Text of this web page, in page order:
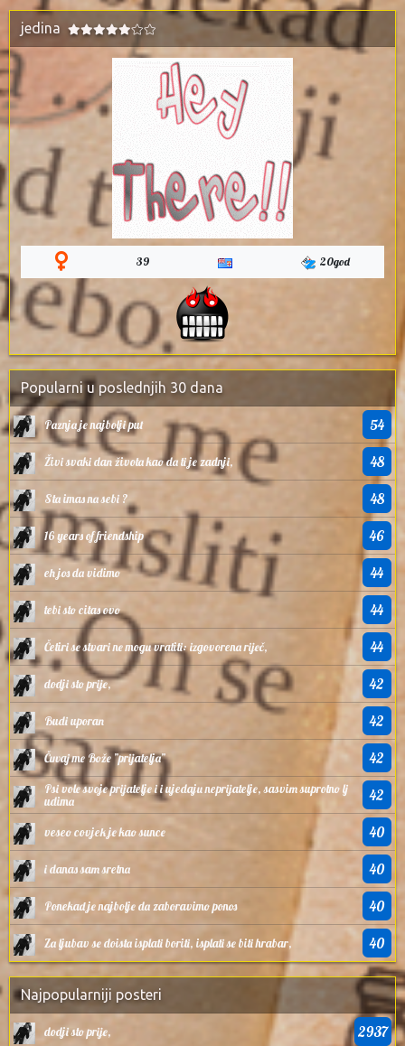
jedina
39 20god
Popularni u poslednjih 30 dana
Paznja je najbolji put 54
Živi svaki dan života kao da ti je zadnji, 48
Sta imas na sebi ? 48
16 years of friendship 46
eh jos da vidimo 44
tebi sto citas ovo 44
Četiri se stvari ne mogu vratiti: izgovorena riječ, 44
dodji sto prije, 42
Budi uporan 42
Čuvaj me Bože ”prijatelja” 42
Psi vole svoje prijatelje i i ujedaju neprijatelje, sasvim suprotno lj
udima
42
veseo covjek je kao sunce 40
i danas sam sretna 40
Ponekad je najbolje da zaboravimo ponos 40
Za ljubav se doista isplati boriti, isplati se biti hrabar, 40
Najpopularniji posteri
dodji sto prije, 2937